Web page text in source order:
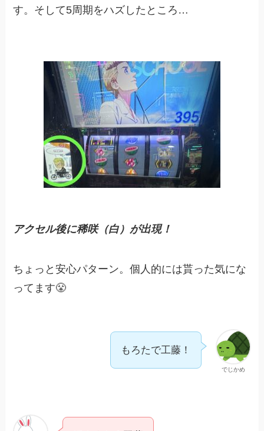
す。そして5周期をハズしたところ…
アクセル後に稀咲（白）が出現！
ちょっと安心パターン。個人的には貰った気にな
ってます😤
でじかめ
もろたで工藤！